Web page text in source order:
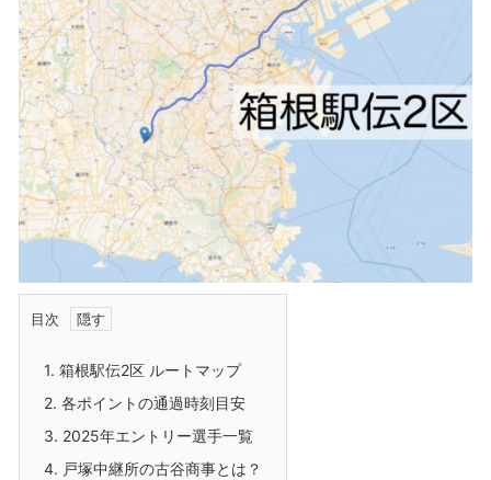
目次
1. 箱根駅伝2区 ルートマップ
2. 各ポイントの通過時刻目安
3. 2025年エントリー選手一覧
4. 戸塚中継所の古谷商事とは？